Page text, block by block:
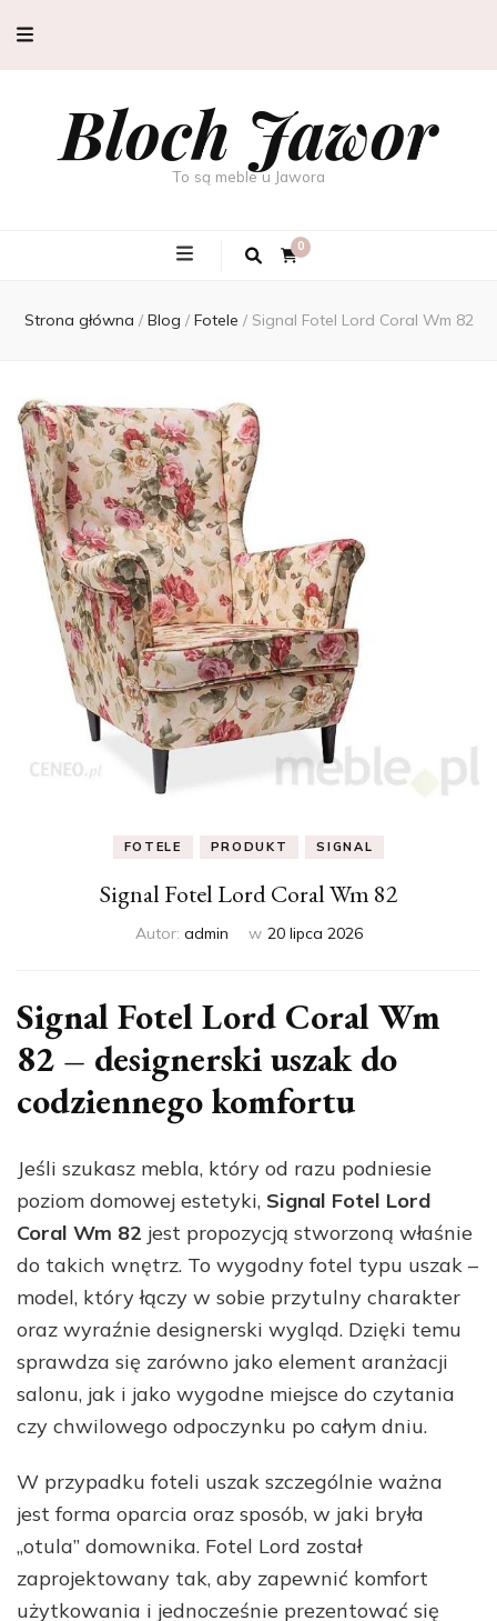
Bloch Jawor
To są meble u Jawora
0
Strona główna / Blog / Fotele / Signal Fotel Lord Coral Wm 82
FOTELE PRODUKT SIGNAL
Signal Fotel Lord Coral Wm 82
Autor: admin w 20 lipca 2026
Signal Fotel Lord Coral Wm
82 – designerski uszak do
codziennego komfortu
Jeśli szukasz mebla, który od razu podniesie
poziom domowej estetyki, Signal Fotel Lord
Coral Wm 82 jest propozycją stworzoną właśnie
do takich wnętrz. To wygodny fotel typu uszak –
model, który łączy w sobie przytulny charakter
oraz wyraźnie designerski wygląd. Dzięki temu
sprawdza się zarówno jako element aranżacji
salonu, jak i jako wygodne miejsce do czytania
czy chwilowego odpoczynku po całym dniu.
W przypadku foteli uszak szczególnie ważna
jest forma oparcia oraz sposób, w jaki bryła
„otula” domownika. Fotel Lord został
zaprojektowany tak, aby zapewnić komfort
użytkowania i jednocześnie prezentować się